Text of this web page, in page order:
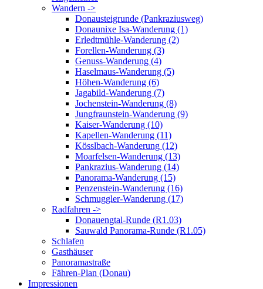
Wandern ->
Donausteigrunde (Pankraziusweg)
Donaunixe Isa-Wanderung (1)
Erledtmühle-Wanderung (2)
Forellen-Wanderung (3)
Genuss-Wanderung (4)
Haselmaus-Wanderung (5)
Höhen-Wanderung (6)
Jagabild-Wanderung (7)
Jochenstein-Wanderung (8)
Jungfraunstein-Wanderung (9)
Kaiser-Wanderung (10)
Kapellen-Wanderung (11)
Kösslbach-Wanderung (12)
Moarfelsen-Wanderung (13)
Pankrazius-Wanderung (14)
Panorama-Wanderung (15)
Penzenstein-Wanderung (16)
Schmuggler-Wanderung (17)
Radfahren ->
Donauengtal-Runde (R1.03)
Sauwald Panorama-Runde (R1.05)
Schlafen
Gasthäuser
Panoramastraße
Fähren-Plan (Donau)
Impressionen